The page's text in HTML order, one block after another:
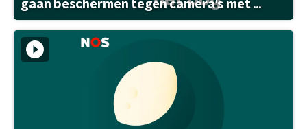
gaan beschermen tegen camera's met ...